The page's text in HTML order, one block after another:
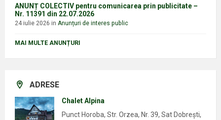
ANUNȚ COLECTIV pentru comunicarea prin publicitate –
Nr. 11391 din 22.07.2026
24 iulie 2026 in Anunțuri de interes public
MAI MULTE ANUNȚURI
ADRESE
Chalet Alpina
Punct Horoba, Str. Orzea, Nr. 39, Sat Dobrești,